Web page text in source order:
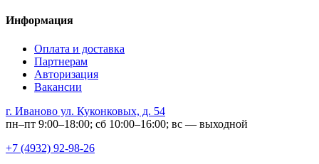
Информация
Оплата и доставка
Партнерам
Авторизация
Вакансии
г. Иваново ул. Куконковых, д. 54
пн–пт 9:00–18:00; сб 10:00–16:00; вс — выходной
+7 (4932) 92-98-26